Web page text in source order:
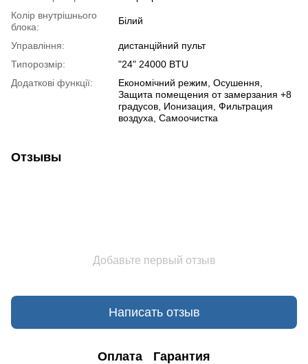
Колір внутрішнього
блока:
Білий
Управління:
дистанційний пульт
Типорозмір:
"24" 24000 BTU
Додаткові функції:
Економічний режим, Осушення,
Защита помещения от замерзания +8
градусов, Ионизация, Фильтрация
воздуха, Самоочистка
Отзывы
Добавьте первый отзыв
Написать отзыв
Оплата Гарантия